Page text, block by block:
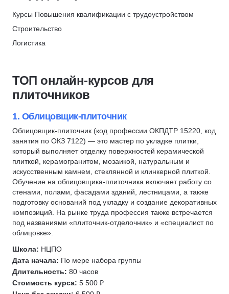
Логистика
Риелтор
Энергетика
Техносферная безопасность
Рабочие профессии
Технолог швейного производства
Социальная работа
Антитеррористическая защита
Товароведение
Столярное дело
Сестринское дело
Холодильное оборудование
Кадастровая деятельность
Водитель погрузчика
Полиграфолог
Сантехник
Электромеханик по лифтам
Курсы Повышения квалификации с трудоустройством
Строительство
Логистика
Государственное и муниципальное управление (ГМУ)
Транспортная логистика
Кинолог
Архивное дело
Администратор салона красоты
Администратор спортивной организации
Гостиничный бизнес
Административно-хозяйственная деятельность (АХД)
Управление поставками
Управление безопасностью
ТОП онлайн-курсов для
плиточников
1. Облицовщик-плиточник
Облицовщик-плиточник (код профессии ОКПДТР 15220, код
занятия по ОКЗ 7122) — это мастер по укладке плитки,
который выполняет отделку поверхностей керамической
плиткой, керамогранитом, мозаикой, натуральным и
искусственным камнем, стеклянной и клинкерной плиткой.
Обучение на облицовщика-плиточника включает работу со
стенами, полами, фасадами зданий, лестницами, а также
подготовку оснований под укладку и создание декоративных
композиций. На рынке труда профессия также встречается
под названиями «плиточник-отделочник» и «специалист по
облицовке».
Школа: НЦПО
Дата начала: По мере набора группы
Длительность: 80 часов
Стоимость курса: 5 500 ₽